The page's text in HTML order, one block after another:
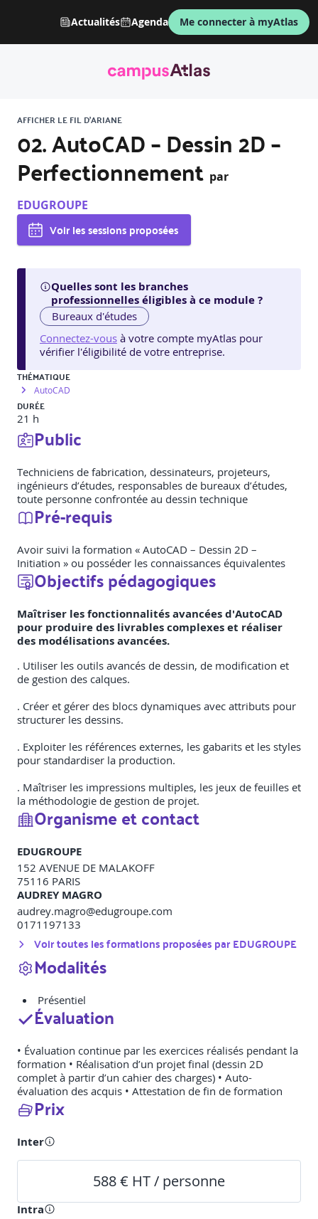
Actualités Agenda Me connecter à myAtlas
AFFICHER LE FIL D'ARIANE
02. AutoCAD – Dessin 2D –
Perfectionnement par
EDUGROUPE
Voir les sessions proposées
Quelles sont les branches
professionnelles éligibles à ce module ?
Bureaux d'études
Connectez-vous à votre compte myAtlas pour
vérifier l'éligibilité de votre entreprise.
THÉMATIQUE
AutoCAD
DURÉE
21 h
Public
Techniciens de fabrication, dessinateurs, projeteurs,
ingénieurs d’études, responsables de bureaux d’études,
toute personne confrontée au dessin technique
Pré-requis
Avoir suivi la formation « AutoCAD – Dessin 2D –
Initiation » ou posséder les connaissances équivalentes
Objectifs pédagogiques
Maîtriser les fonctionnalités avancées d'AutoCAD
pour produire des livrables complexes et réaliser
des modélisations avancées.
. Utiliser les outils avancés de dessin, de modification et
de gestion des calques.
. Créer et gérer des blocs dynamiques avec attributs pour
structurer les dessins.
. Exploiter les références externes, les gabarits et les styles
pour standardiser la production.
. Maîtriser les impressions multiples, les jeux de feuilles et
la méthodologie de gestion de projet.
Organisme et contact
EDUGROUPE
152 AVENUE DE MALAKOFF
75116 PARIS
AUDREY MAGRO
audrey.magro@edugroupe.com
0171197133
Voir toutes les formations proposées parEDUGROUPE
Modalités
Présentiel
Évaluation
• Évaluation continue par les exercices réalisés pendant la
formation • Réalisation d’un projet final (dessin 2D
complet à partir d’un cahier des charges) • Auto-
évaluation des acquis • Attestation de fin de formation
Prix
Inter
588 € HT / personne
Intra